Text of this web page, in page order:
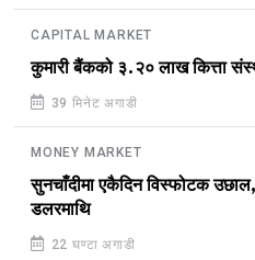
CAPITAL MARKET
कुमारी बैंकको ३.२० लाख कित्ता
39 मिनेट अगाडी
MONEY MARKET
सुनचाँदीमा एकैदिन विस्फोटक
डलरमाथि
22 घण्टा अगाडी